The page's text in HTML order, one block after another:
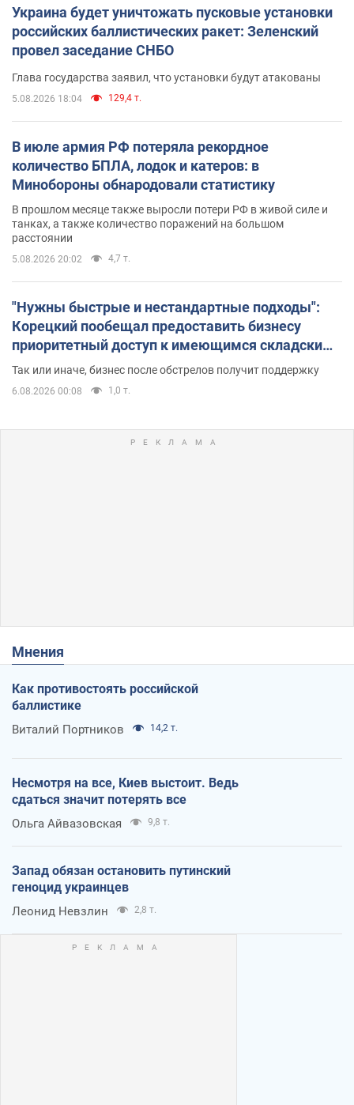
Украина будет уничтожать пусковые установки
российских баллистических ракет: Зеленский
провел заседание СНБО
Глава государства заявил, что установки будут атакованы
5.08.2026 18:04 129,4 т.
В июле армия РФ потеряла рекордное
количество БПЛА, лодок и катеров: в
Минобороны обнародовали статистику
В прошлом месяце также выросли потери РФ в живой силе и
танках, а также количество поражений на большом
расстоянии
5.08.2026 20:02 4,7 т.
"Нужны быстрые и нестандартные подходы":
Корецкий пообещал предоставить бизнесу
приоритетный доступ к имеющимся складским
помещениям
Так или иначе, бизнес после обстрелов получит поддержку
6.08.2026 00:08 1,0 т.
Мнения
Как противостоять российской
баллистике
Виталий Портников 14,2 т.
Несмотря на все, Киев выстоит. Ведь
сдаться значит потерять все
Ольга Айвазовская 9,8 т.
Запад обязан остановить путинский
геноцид украинцев
Леонид Невзлин 2,8 т.